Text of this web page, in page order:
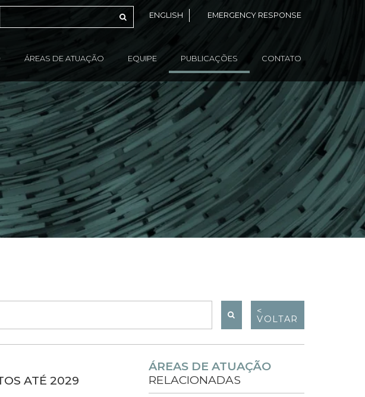
ENGLISH EMERGENCY RESPONSE
ÁREAS DE ATUAÇÃO EQUIPE PUBLICAÇÕES CONTATO
<
VOLTAR
ATÉ 2029
ÁREAS DE ATUAÇÃO
RELACIONADAS